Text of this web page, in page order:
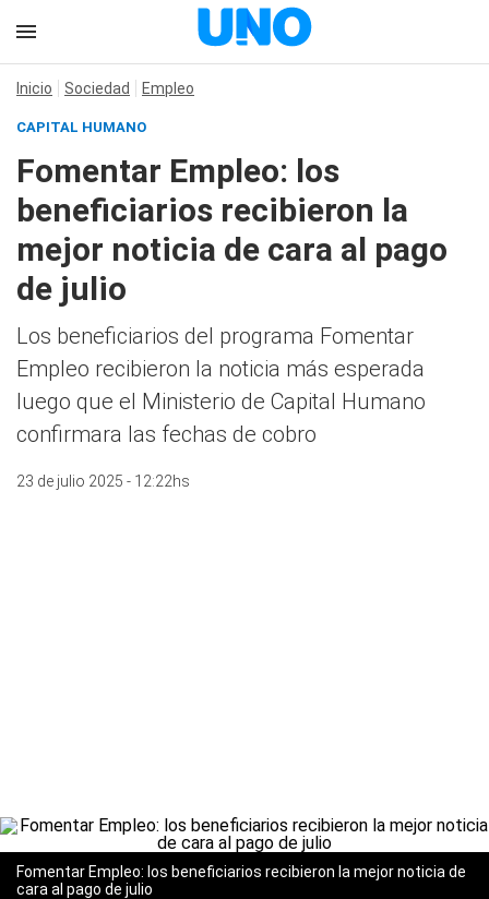
Inicio Sociedad Empleo
CAPITAL HUMANO
Fomentar Empleo: los
beneficiarios recibieron la
mejor noticia de cara al pago
de julio
Los beneficiarios del programa Fomentar
Empleo recibieron la noticia más esperada
luego que el Ministerio de Capital Humano
confirmara las fechas de cobro
23 de julio 2025 - 12:22hs
Fomentar Empleo: los beneficiarios recibieron la mejor noticia de
cara al pago de julio